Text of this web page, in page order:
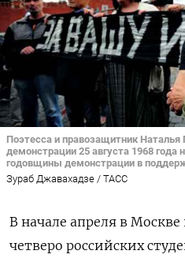
Поэтесса и правозащитник Наталья
демонстрации 25 августа 1968 года
годовщины демонстрации в
Зураб Джавахадзе / ТАСС
В начале апреля в
четверо российских